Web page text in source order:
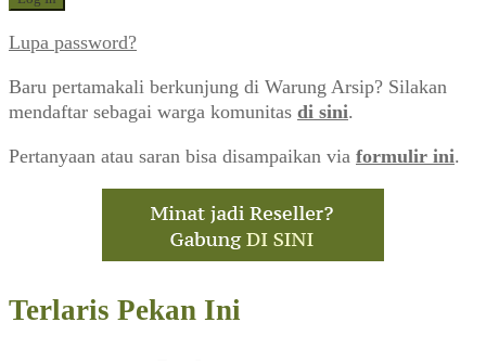
Lupa password?
Baru pertamakali berkunjung di Warung Arsip? Silakan
mendaftar sebagai warga komunitas di sini.
Pertanyaan atau saran bisa disampaikan via formulir ini.
Terlaris Pekan Ini